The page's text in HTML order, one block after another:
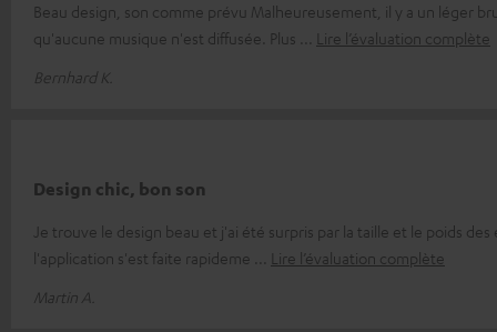
Beau design, son comme prévu Malheureusement, il y a un léger
qu'aucune musique n'est diffusée. Plus
Lire l’évaluation complète
Bernhard K.
Design chic, bon son
Je trouve le design beau et j'ai été surpris par la taille et le poids
l'application s'est faite rapideme
Lire l’évaluation complète
Martin A.